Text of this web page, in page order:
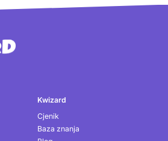
Kwizard
Cjenik
Baza znanja